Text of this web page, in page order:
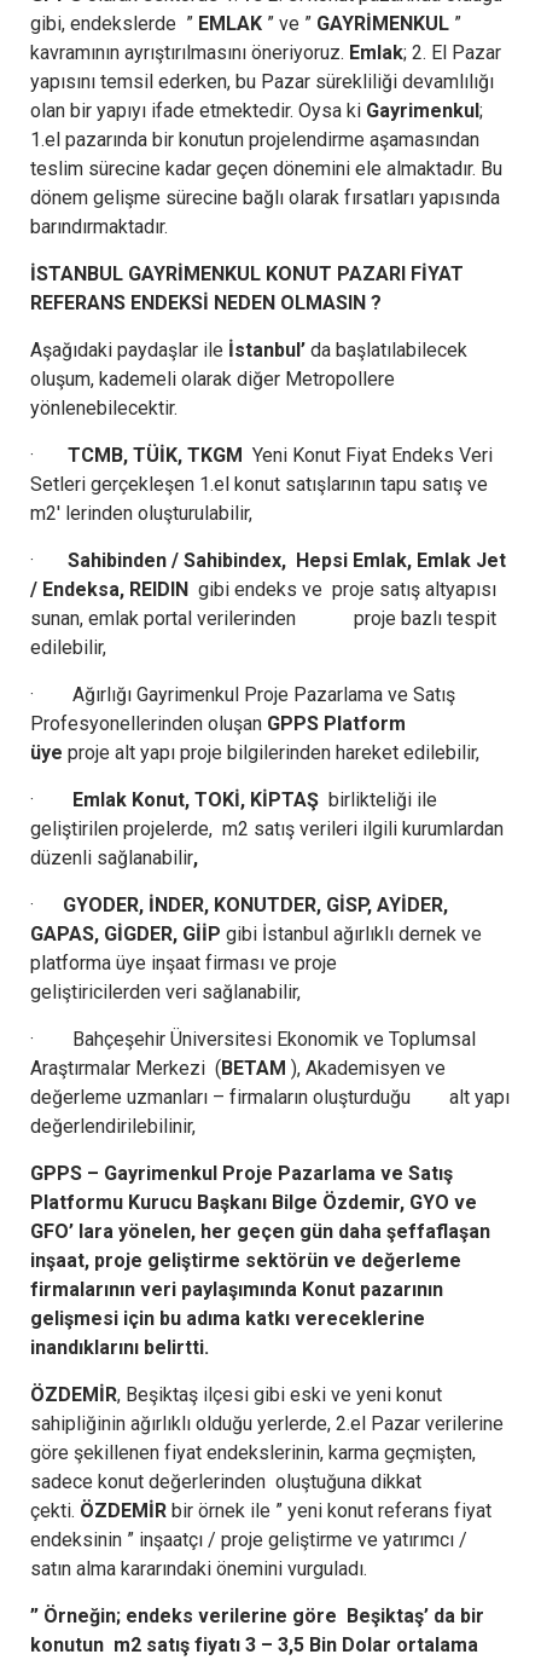
gibi, endekslerde ” EMLAK ” ve ” GAYRİMENKUL ”
kavramının ayrıştırılmasını öneriyoruz. Emlak; 2. El Pazar
yapısını temsil ederken, bu Pazar sürekliliği devamlılığı
olan bir yapıyı ifade etmektedir. Oysa ki Gayrimenkul;
1.el pazarında bir konutun projelendirme aşamasından
teslim sürecine kadar geçen dönemini ele almaktadır. Bu
dönem gelişme sürecine bağlı olarak fırsatları yapısında
barındırmaktadır.
İSTANBUL GAYRİMENKUL KONUT PAZARI FİYAT
REFERANS ENDEKSİ NEDEN OLMASIN ?
Aşağıdaki paydaşlar ile İstanbul’ da başlatılabilecek
oluşum, kademeli olarak diğer Metropollere
yönlenebilecektir.
· TCMB, TÜİK, TKGM Yeni Konut Fiyat Endeks Veri
Setleri gerçekleşen 1.el konut satışlarının tapu satış ve
m2′ lerinden oluşturulabilir,
· Sahibinden / Sahibindex, Hepsi Emlak, Emlak Jet
/ Endeksa, REIDIN gibi endeks ve proje satış altyapısı
sunan, emlak portal verilerinden proje bazlı tespit
edilebilir,
· Ağırlığı Gayrimenkul Proje Pazarlama ve Satış
Profesyonellerinden oluşan GPPS Platform
üye proje alt yapı proje bilgilerinden hareket edilebilir,
· Emlak Konut, TOKİ, KİPTAŞ birlikteliği ile
geliştirilen projelerde, m2 satış verileri ilgili kurumlardan
düzenli sağlanabilir,
· GYODER, İNDER, KONUTDER, GİSP, AYİDER,
GAPAS, GİGDER, GİİP gibi İstanbul ağırlıklı dernek ve
platforma üye inşaat firması ve proje
geliştiricilerden veri sağlanabilir,
· Bahçeşehir Üniversitesi Ekonomik ve Toplumsal
Araştırmalar Merkezi (BETAM ), Akademisyen ve
değerleme uzmanları – firmaların oluşturduğu alt yapı
değerlendirilebilinir,
GPPS – Gayrimenkul Proje Pazarlama ve Satış
Platformu Kurucu Başkanı Bilge Özdemir, GYO ve
GFO’ lara yönelen, her geçen gün daha şeffaflaşan
inşaat, proje geliştirme sektörün ve değerleme
firmalarının veri paylaşımında Konut pazarının
gelişmesi için bu adıma katkı vereceklerine
inandıklarını belirtti.
ÖZDEMİR, Beşiktaş ilçesi gibi eski ve yeni konut
sahipliğinin ağırlıklı olduğu yerlerde, 2.el Pazar verilerine
göre şekillenen fiyat endekslerinin, karma geçmişten,
sadece konut değerlerinden oluştuğuna dikkat
çekti. ÖZDEMİR bir örnek ile ” yeni konut referans fiyat
endeksinin ” inşaatçı / proje geliştirme ve yatırımcı /
satın alma kararındaki önemini vurguladı.
” Örneğin; endeks verilerine göre Beşiktaş’ da bir
konutun m2 satış fiyatı 3 – 3,5 Bin Dolar ortalama